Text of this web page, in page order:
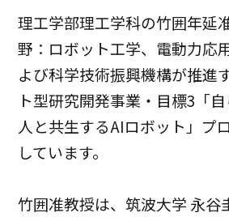
理工学部理工学科の竹囲年延
野：ロボット工学、電動力応
よび科学技術振興機構が推進
ト型研究開発事業・目標3「
人と共生するAIロボット」プ
しています。
竹囲准教授は、筑波大学 永⾕